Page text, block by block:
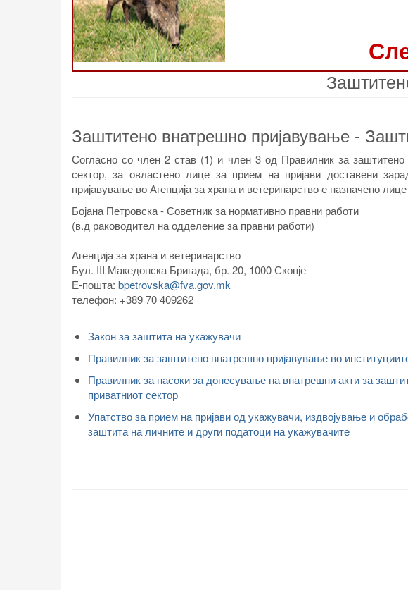
Заштитено внатрешно пријавување -
Согласно со член 2 став (1) и член 3 од Правилник за заштитено
сектор, за овластено лице за прием на пријави доставени
пријавување во Агенција за храна и ветеринарство е назначено
Бојана Петровска- Советник за нормативно правни работи
(в.д раководител на одделение за правни работи)
Агенција за храна и ветеринарство
Бул. III Македонска Бригада, бр. 20, 1000 Скопје
Е-пошта: bpetrovska@fva.gov.mk
телефон: +389 70 409262
Закон за заштита на укажувачи
Правилник за заштитено внатрешно пријавување во
Правилник за насоки за донесување на внатрешни акти за
приватниот сектор
Упатство за прием на пријави од укажувачи, издвојување и
заштита на личните и други податоци на укажувачите